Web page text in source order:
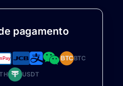
pagamento
BTCBTC
USDT